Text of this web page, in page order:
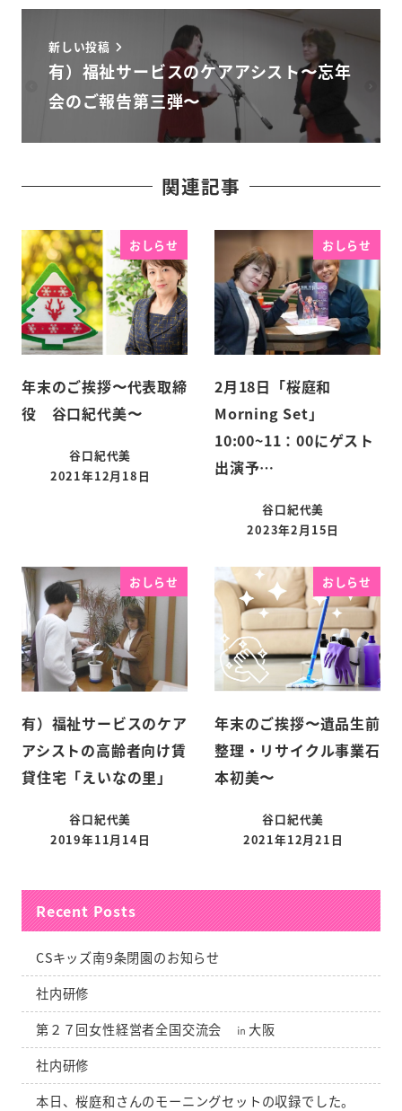
新しい投稿
有）福祉サービスのケアアシスト〜忘年
会のご報告第三弾〜
関連記事
おしらせ
年末のご挨拶〜代表取締
役 谷口紀代美〜
谷口紀代美
2021年12月18日
おしらせ
2月18日「桜庭和
Morning Set」
10:00~11：00にゲスト
出演予…
谷口紀代美
2023年2月15日
おしらせ
有）福祉サービスのケア
アシストの高齢者向け賃
貸住宅「えいなの里」
谷口紀代美
2019年11月14日
おしらせ
年末のご挨拶〜遺品生前
整理・リサイクル事業石
本初美〜
谷口紀代美
2021年12月21日
Recent Posts
CSキッズ南9条閉園のお知らせ
社内研修
第２７回女性経営者全国交流会 ㏌大阪
社内研修
本日、桜庭和さんのモーニングセットの収録でした。